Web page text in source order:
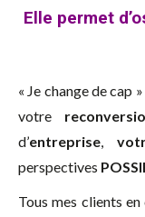
Elle permet
« Je change de cap
votre
d’entreprise,
perspectives
Tous mes clients